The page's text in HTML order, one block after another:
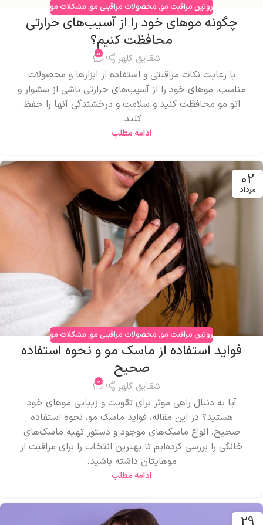
روتین مراقبت مو, محصولات مراقبتی مو, مشکلات مو
چگونه موهای خود را از آسیب‌های حرارتی
محافظت کنیم؟
شقایق کلهر 0
با رعایت نکات مراقبتی و استفاده از ابزارها و محصولات
مناسب، موهای خود را از آسیب‌های حرارتی ناشی از سشوار و
اتو مو محافظت کنید و سلامت و درخشندگی آنها را حفظ
کنید.
ادامه مطلب
02
مرداد
روتین مراقبت مو, محصولات مراقبتی مو, مشکلات مو
فواید استفاده از ماسک مو و نحوه استفاده
صحیح
شقایق کلهر 0
آیا به دنبال راهی موثر برای تقویت و زیبایی موهای خود
هستید؟ در این مقاله، فواید ماسک مو، نحوه استفاده
صحیح، انواع ماسک‌های موجود و دستور تهیه ماسک‌های
خانگی را بررسی کرده‌ایم تا بهترین انتخاب را برای مراقبت از
موهایتان داشته باشید.
ادامه مطلب